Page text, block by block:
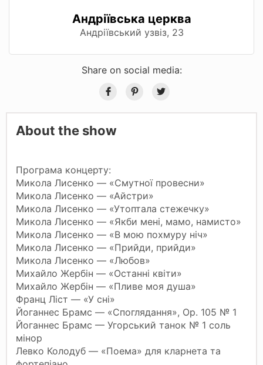
Андріївська церква
Андріївський узвіз, 23
Share on social media:
About the show
Програма концерту:
Микола Лисенко — «Смутної провесни»
Микола Лисенко — «Айстри»
Микола Лисенко — «Утоптала стежечку»
Микола Лисенко — «Якби мені, мамо, намисто»
Микола Лисенко — «В мою похмуру ніч»
Микола Лисенко — «Прийди, прийди»
Микола Лисенко — «Любов»
Михайло Жербін — «Останні квіти»
Михайло Жербін — «Пливе моя душа»
Франц Ліст — «У сні»
Йоганнес Брамс — «Споглядання», Op. 105 № 1
Йоганнес Брамс — Угорський танок № 1 соль
мінор
Левко Колодуб — «Поема» для кларнета та